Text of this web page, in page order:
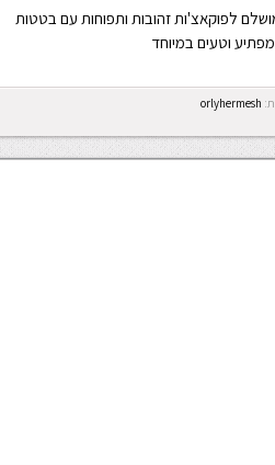
לפוקאצ'ות זהובות ותפוחות עם בטטות
וטעים במיוחד
orlyhermesh